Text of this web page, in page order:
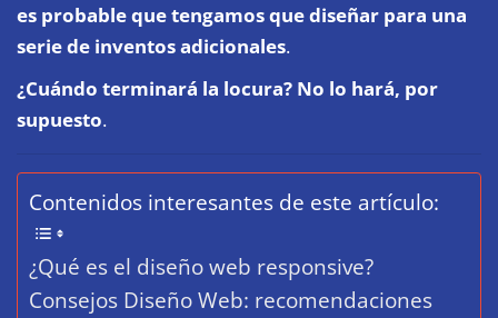
es probable que tengamos que diseñar para una
serie de inventos adicionales.
¿Cuándo terminará la locura? No lo hará, por
supuesto.
Contenidos interesantes de este artículo:
¿Qué es el diseño web responsive?
Consejos Diseño Web: recomendaciones